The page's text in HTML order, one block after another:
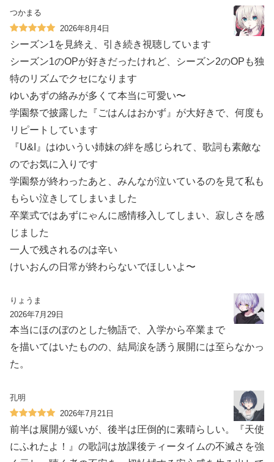
つかまる
2026年8月4日
シーズン1を見終え、引き続き視聴しています
シーズン1のOPが好きだったけれど、シーズン2のOPも独
特のリズムでクセになります
ゆいあずの絡みが多くて本当に可愛い〜
学園祭で披露した『ごはんはおかず』が大好きで、何度も
リピートしています
『U&I』はゆいうい姉妹の絆を感じられて、歌詞も素敵な
のでお気に入りです
学園祭が終わったあと、みんなが泣いているのを見て私も
もらい泣きしてしまいました
卒業式ではあずにゃんに感情移入してしまい、寂しさを感
じました
一人で残されるのは辛い
けいおんの日常が終わらないでほしいよ〜
りょうま
2026年7月29日
本当にほのぼのとした物語で、入学から卒業まで
を描いてはいたものの、結局涙を誘う展開には至らなかっ
た。
孔明
2026年7月21日
前半は展開が緩いが、後半は圧倒的に素晴らしい。『天使
にふれたよ！』の歌詞は放課後ティータイムの不滅さを強